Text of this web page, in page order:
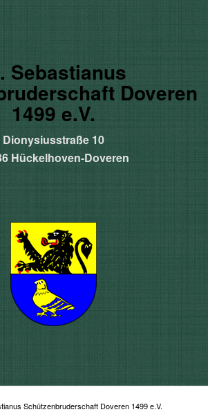
Sebastianus
Doveren
1499 e.V.
Dionysiusstraße 10
Hückelhoven-Doveren
Schützenbruderschaft Doveren 1499 e.V.